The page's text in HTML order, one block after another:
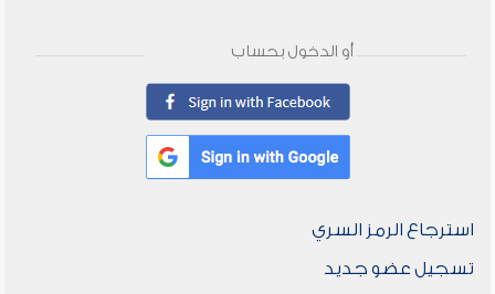
أو الدخول بحساب
استرجاع الرمز السري
تسجيل عضو جديد